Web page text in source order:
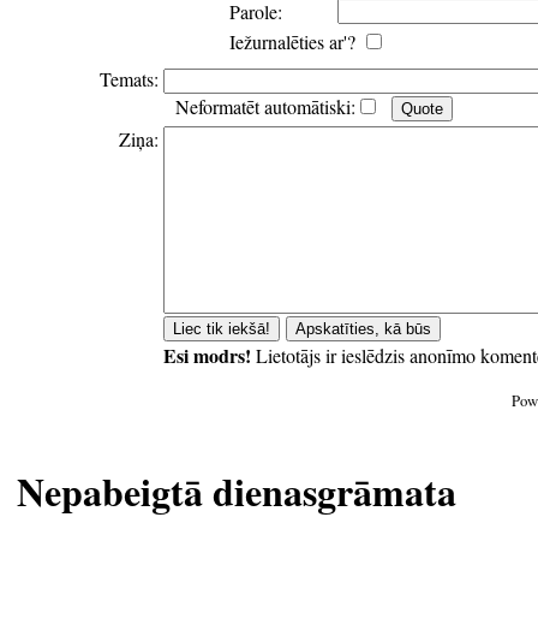
Parole:
Iežurnalēties ar'?
Temats:
Neformatēt automātiski:
Ziņa:
Esi modrs! Lietotājs ir ieslēdzis anonīmo
Nepabeigtā dienasgrāmata